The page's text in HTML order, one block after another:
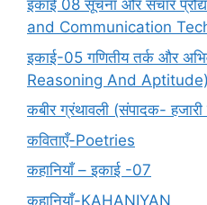
इकाई 08 सूचना और संचार
and Communication
इकाई-05 गणितीय तर्क और
Reasoning And Aptitude)
कबीर ग्रंथावली (संपादक- हजारी
कविताएँ-Poetries
कहानियाँ – इकाई -07
कहानियाँ-KAHANIYAN